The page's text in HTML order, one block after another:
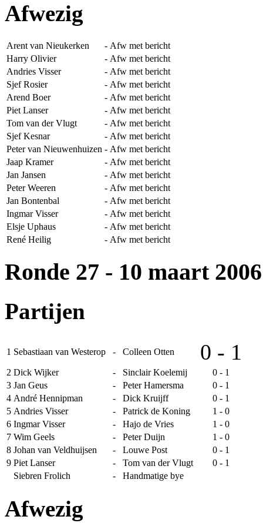
Afwezig
Arent van Nieukerken - Afw met bericht
Harry Olivier
- Afw met bericht
Andries Visser
- Afw met bericht
Sjef Rosier
- Afw met bericht
Arend Boer
- Afw met bericht
Piet Lanser
- Afw met bericht
Tom van der Vlugt
- Afw met bericht
Sjef Kesnar
- Afw met bericht
Peter van Nieuwenhuizen - Afw met bericht
Jaap Kramer
- Afw met bericht
Jan Jansen
- Afw met bericht
Peter Weeren
- Afw met bericht
Jan Bontenbal
- Afw met bericht
Ingmar Visser
- Afw met bericht
Elsje Uphaus
- Afw met bericht
René Heilig
- Afw met bericht
Ronde 27 - 10 maart 2006
Partijen
1 Sebastiaan van Westerop - Colleen Otten 0 - 1
2 Dick Wijker - Sinclair Koelemij
0 - 1
3 Jan Geus - Peter Hamersma
0 - 1
4 André Hennipman - Dick Kruijff
0 - 1
5 Andries Visser - Patrick de Koning
1 - 0
6 Ingmar Visser - Hajo de Vries
1 - 0
7 Wim Geels - Peter Duijn
1 - 0
8 Johan van Veldhuijsen - Louwe Post
0 - 1
9 Piet Lanser - Tom van der Vlugt
0 - 1
Siebren Frolich
- Handmatige bye
Afwezig